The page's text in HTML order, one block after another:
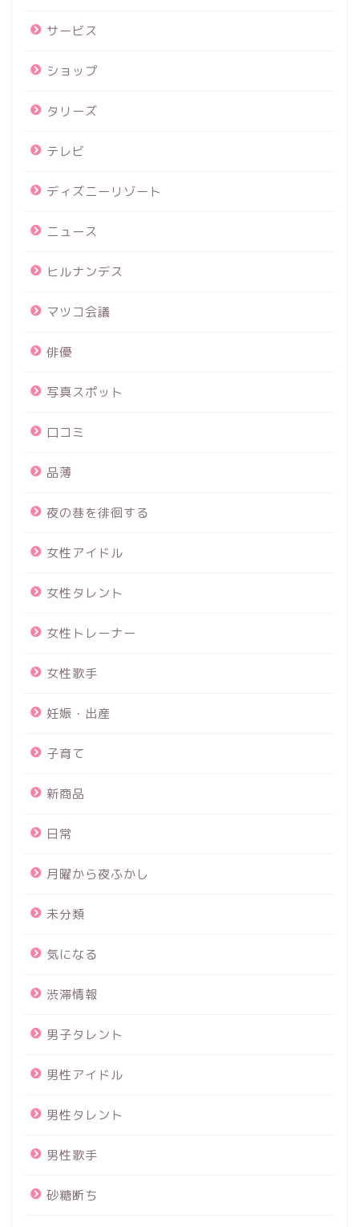
サービス
ショップ
タリーズ
テレビ
ディズニーリゾート
ニュース
ヒルナンデス
マツコ会議
俳優
写真スポット
口コミ
品薄
夜の巷を徘徊する
女性アイドル
女性タレント
女性トレーナー
女性歌手
妊娠・出産
子育て
新商品
日常
月曜から夜ふかし
未分類
気になる
渋滞情報
男子タレント
男性アイドル
男性タレント
男性歌手
砂糖断ち